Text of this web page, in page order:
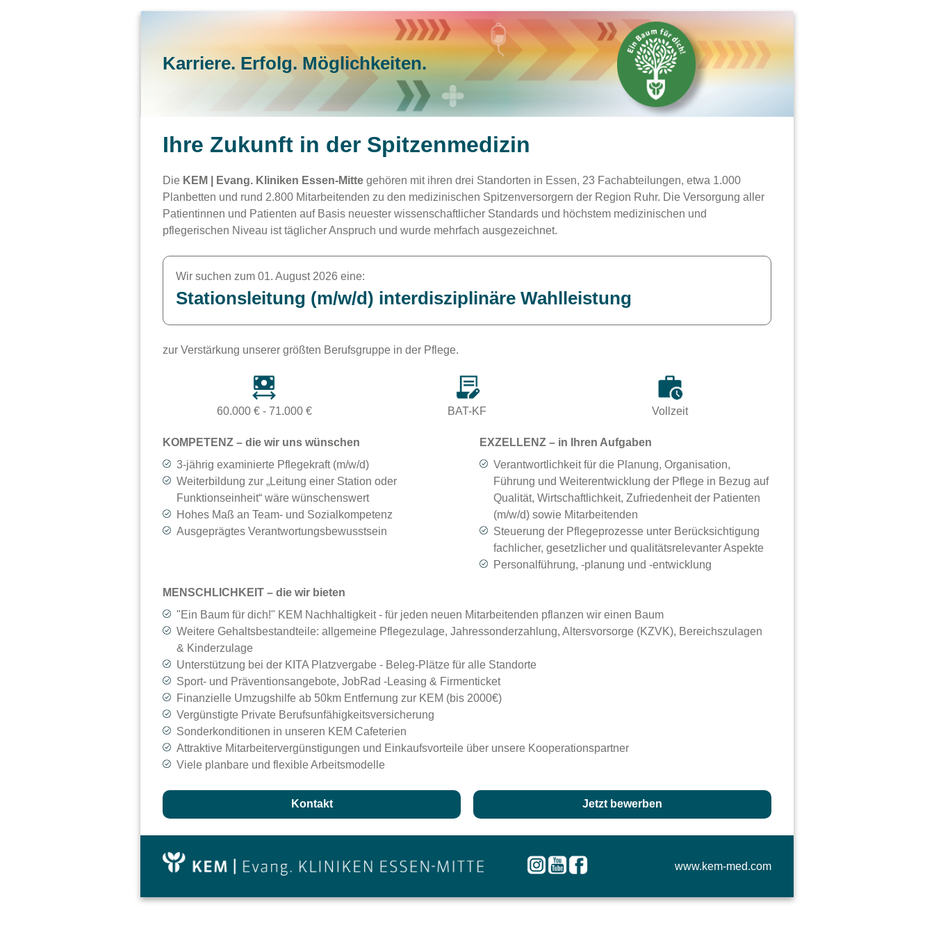
Karriere. Erfolg. Möglichkeiten.
Ihre Zukunft in der Spitzenmedizin
Die KEM | Evang. Kliniken Essen-Mitte gehören mit ihren drei Standorten in Essen, 23 Fachabteilungen, etwa 1.000
Planbetten und rund 2.800 Mitarbeitenden zu den medizinischen Spitzenversorgern der Region Ruhr. Die Versorgung aller
Patientinnen und Patienten auf Basis neuester wissenschaftlicher Standards und höchstem medizinischen und
pflegerischen Niveau ist täglicher Anspruch und wurde mehrfach ausgezeichnet.
Wir suchen zum 01. August 2026 eine:
Stationsleitung (m/w/d) interdisziplinäre Wahlleistung
zur Verstärkung unserer größten Berufsgruppe in der Pflege.
60.000 € - 71.000 € BAT-KF Vollzeit
KOMPETENZ – die wir uns wünschen
3-jährig examinierte Pflegekraft (m/w/d)
Weiterbildung zur „Leitung einer Station oder
Funktionseinheit“ wäre wünschenswert
Hohes Maß an Team- und Sozialkompetenz
Ausgeprägtes Verantwortungsbewusstsein
EXZELLENZ – in Ihren Aufgaben
Verantwortlichkeit für die Planung, Organisation,
Führung und Weiterentwicklung der Pflege in Bezug auf
Qualität, Wirtschaftlichkeit, Zufriedenheit der Patienten
(m/w/d) sowie Mitarbeitenden
Steuerung der Pflegeprozesse unter Berücksichtigung
fachlicher, gesetzlicher und qualitätsrelevanter Aspekte
Personalführung, -planung und -entwicklung
MENSCHLICHKEIT – die wir bieten
"Ein Baum für dich!" KEM Nachhaltigkeit - für jeden neuen Mitarbeitenden pflanzen wir einen Baum
Weitere Gehaltsbestandteile: allgemeine Pflegezulage, Jahressonderzahlung, Altersvorsorge (KZVK), Bereichszulagen
& Kinderzulage
Unterstützung bei der KITA Platzvergabe - Beleg-Plätze für alle Standorte
Sport- und Präventionsangebote, JobRad -Leasing & Firmenticket
Finanzielle Umzugshilfe ab 50km Entfernung zur KEM (bis 2000€)
Vergünstigte Private Berufsunfähigkeitsversicherung
Sonderkonditionen in unseren KEM Cafeterien
Attraktive Mitarbeitervergünstigungen und Einkaufsvorteile über unsere Kooperationspartner
Viele planbare und flexible Arbeitsmodelle
Kontakt Jetzt bewerben
www.kem-med.com